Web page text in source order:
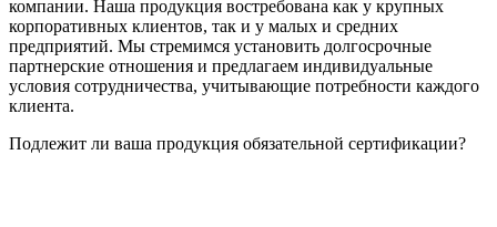
компании. Наша продукция востребована как у крупных
корпоративных клиентов, так и у малых и средних
предприятий. Мы стремимся установить долгосрочные
партнерские отношения и предлагаем индивидуальные
условия сотрудничества, учитывающие потребности каждого
клиента.
Подлежит ли ваша продукция обязательной сертификации?